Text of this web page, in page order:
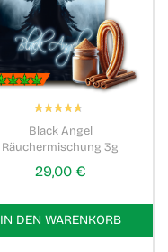
Bewertung:
Black Angel
Räuchermischung 3g
29,00 €
IN DEN WARENKORB